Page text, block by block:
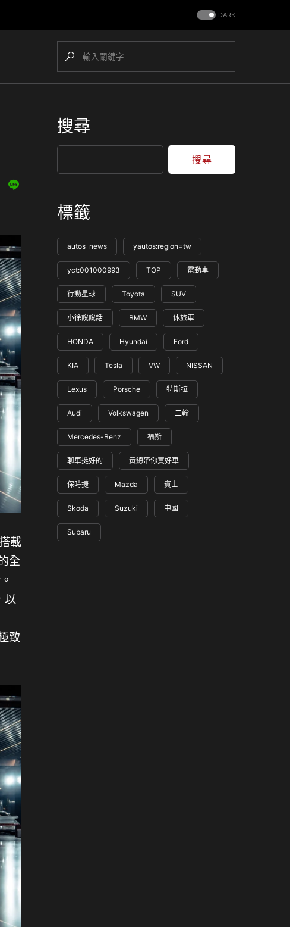
DARK
載
全
以
致
搜尋
搜尋
標籤
autos_news yautos:region=tw
yct:001000993 TOP 電動車
行動星球 Toyota SUV
小徐說說話 BMW 休旅車
HONDA Hyundai Ford
KIA Tesla VW NISSAN
Lexus Porsche 特斯拉
Audi Volkswagen 二輪
Mercedes-Benz 福斯
聊車挺好的 黃總帶你買好車
保時捷 Mazda 賓士
Skoda Suzuki 中國
Subaru